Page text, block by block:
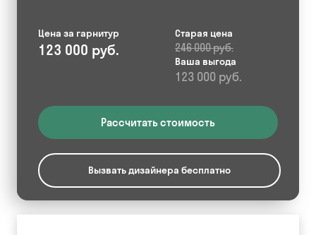
Цена за гарнитур
123 000 руб.
Старая цена
246 000 руб.
Ваша выгода
123 000 руб.
Рассчитать стоимость
Вызвать дизайнера бесплатно